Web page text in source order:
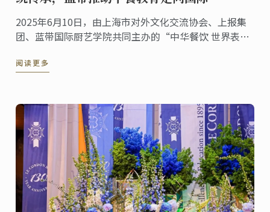
2025年6月10日，由上海市对外文化交流协会、上报集
团、蓝带国际厨艺学院共同主办的“中华餐饮 世界表达
蓝带伦敦概念餐厅The CORD by Le Cordon ...
阅读更多